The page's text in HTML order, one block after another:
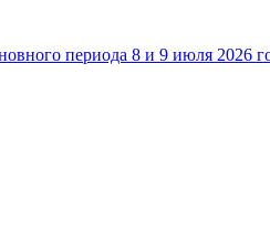
периода 8 и 9 июля 2026